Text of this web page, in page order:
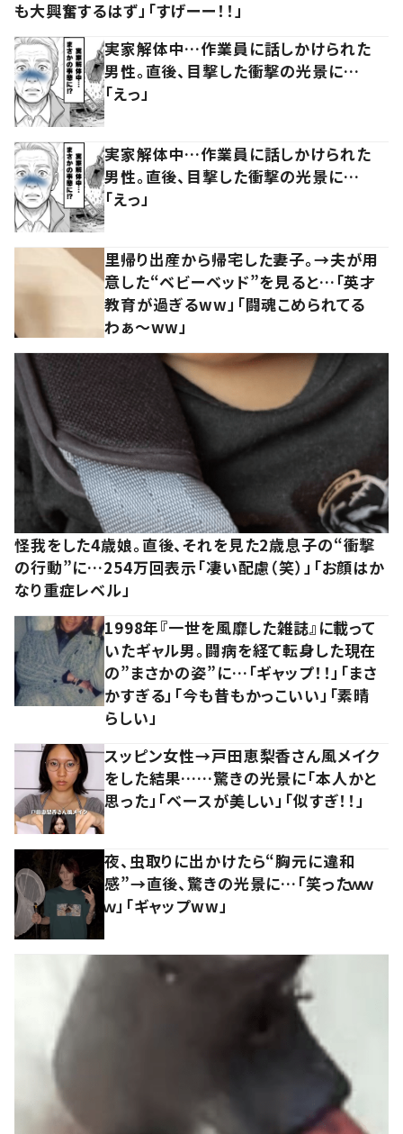
も大興奮するはず」「すげーー！！」
実家解体中…作業員に話しかけられた
男性。直後、目撃した衝撃の光景に…
「えっ」
実家解体中…作業員に話しかけられた
男性。直後、目撃した衝撃の光景に…
「えっ」
里帰り出産から帰宅した妻子。→夫が用
意した“ベビーベッド”を見ると…「英才
教育が過ぎるww」「闘魂こめられてる
わぁ～ww」
怪我をした4歳娘。直後、それを見た2歳息子の“衝撃
の行動”に…254万回表示「凄い配慮（笑）」「お顔はか
なり重症レベル」
1998年『一世を風靡した雑誌』に載って
いたギャル男。闘病を経て転身した現在
の”まさかの姿”に…「ギャップ！！」「まさ
かすぎる」「今も昔もかっこいい」「素晴
らしい」
スッピン女性→戸田恵梨香さん風メイク
をした結果……驚きの光景に「本人かと
思った」「ベースが美しい」「似すぎ！！」
夜、虫取りに出かけたら“胸元に違和
感”→直後、驚きの光景に…「笑ったｗｗ
ｗ」「ギャップww」